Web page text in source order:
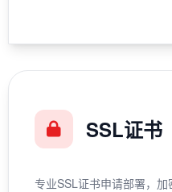
SSL证书
专业SSL证书申请部署，